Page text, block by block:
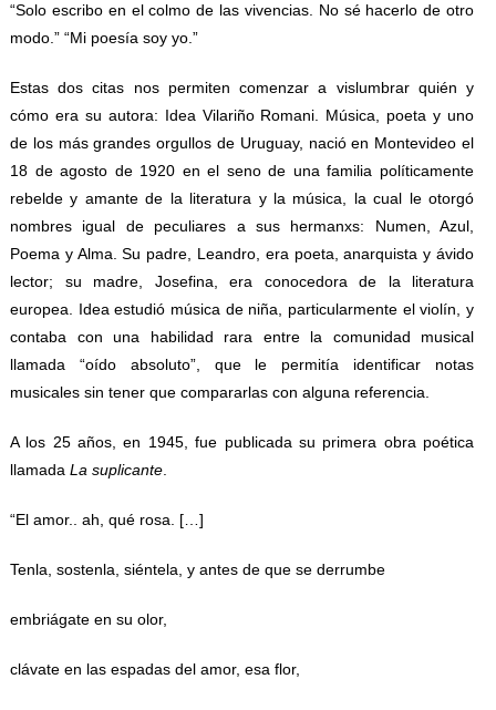
“Solo escribo en el colmo de las vivencias. No sé hacerlo de otro
modo.” “Mi poesía soy yo.”
Estas dos citas nos permiten comenzar a vislumbrar quién y
cómo era su autora: Idea Vilariño Romani. Música, poeta y uno
de los más grandes orgullos de Uruguay, nació en Montevideo el
18 de agosto de 1920 en el seno de una familia políticamente
rebelde y amante de la literatura y la música, la cual le otorgó
nombres igual de peculiares a sus hermanxs: Numen, Azul,
Poema y Alma. Su padre, Leandro, era poeta, anarquista y ávido
lector; su madre, Josefina, era conocedora de la literatura
europea. Idea estudió música de niña, particularmente el violín, y
contaba con una habilidad rara entre la comunidad musical
llamada “oído absoluto”, que le permitía identificar notas
musicales sin tener que compararlas con alguna referencia.
A los 25 años, en 1945, fue publicada su primera obra poética
llamada La suplicante.
“El amor.. ah, qué rosa. […]
Tenla, sostenla, siéntela, y antes de que se derrumbe
embriágate en su olor,
clávate en las espadas del amor, esa flor,